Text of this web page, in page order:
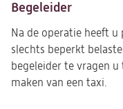
Begeleider
Na de operatie heeft
slechts beperkt
begeleider te vragen
maken van een taxi.